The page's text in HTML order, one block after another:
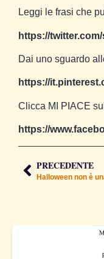
Leggi le frasi che
https://
Dai uno sguardo
https://
Clicca MI PIACE
https://
PRECEDENTE